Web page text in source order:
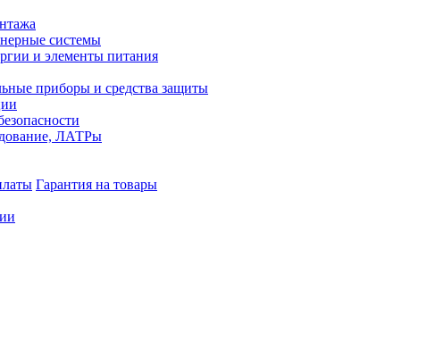
системы
и элементы питания
приборы и средства защиты
ЛАТРы
Гарантия на товары